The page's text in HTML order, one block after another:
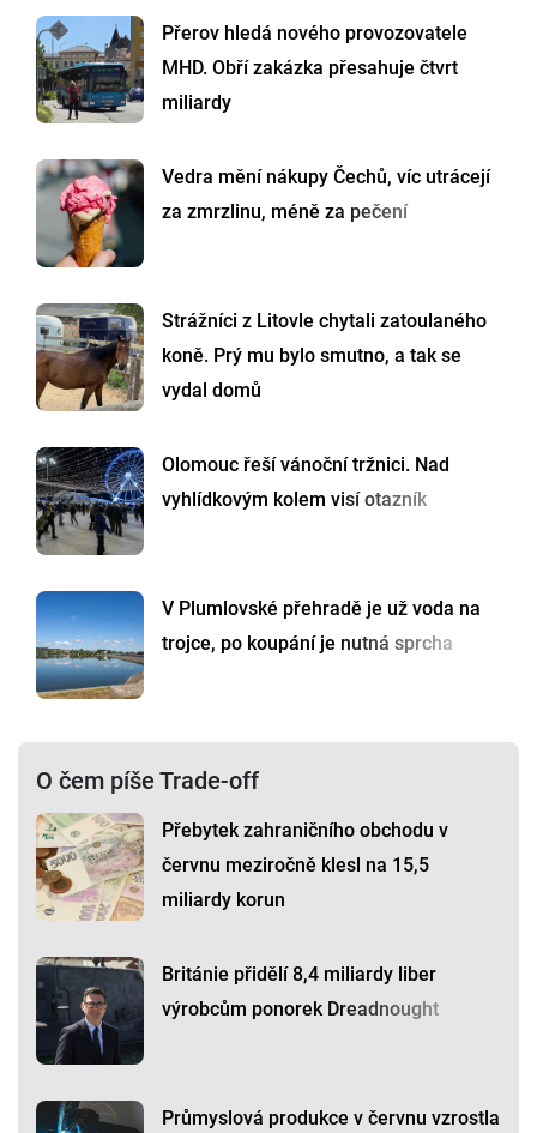
Přerov hledá nového provozovatele
MHD. Obří zakázka přesahuje čtvrt
miliardy
Vedra mění nákupy Čechů, víc utrácejí
za zmrzlinu, méně za pečení
Strážníci z Litovle chytali zatoulaného
koně. Prý mu bylo smutno, a tak se
vydal domů
Olomouc řeší vánoční tržnici. Nad
vyhlídkovým kolem visí otazník
V Plumlovské přehradě je už voda na
trojce, po koupání je nutná sprcha
O čem píše Trade-off
Přebytek zahraničního obchodu v
červnu meziročně klesl na 15,5
miliardy korun
Británie přidělí 8,4 miliardy liber
výrobcům ponorek Dreadnought
Průmyslová produkce v červnu vzrostla